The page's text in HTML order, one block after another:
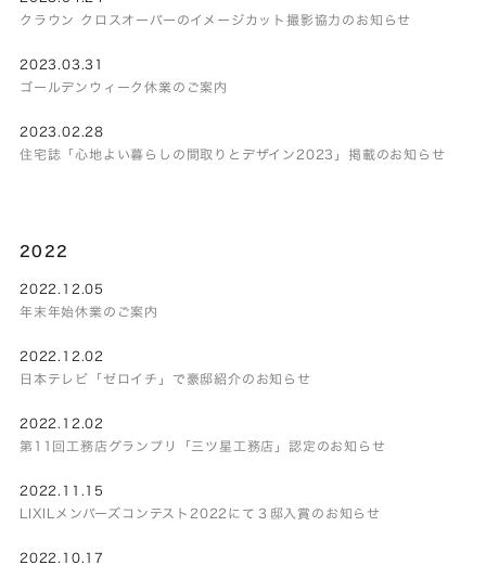
クラウン クロスオーバーのイメージカット撮影協力のお知らせ
2023.03.31
ゴールデンウィーク休業のご案内
2023.02.28
住宅誌「心地よい暮らしの間取りとデザイン2023」掲載のお知らせ
2022
2022.12.05
年末年始休業のご案内
2022.12.02
日本テレビ「ゼロイチ」で豪邸紹介のお知らせ
2022.12.02
第11回工務店グランプリ「三ツ星工務店」認定のお知らせ
2022.11.15
LIXILメンバーズコンテスト2022にて３邸入賞のお知らせ
2022.10.17